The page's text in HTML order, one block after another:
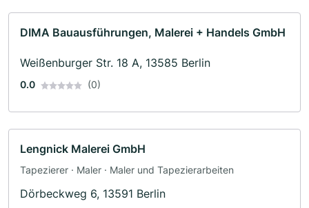
DIMA Bauausführungen, Malerei + Handels GmbH
Weißenburger Str. 18 A, 13585 Berlin
0.0 (0)
Lengnick Malerei GmbH
Tapezierer · Maler · Maler und Tapezierarbeiten
Dörbeckweg 6, 13591 Berlin